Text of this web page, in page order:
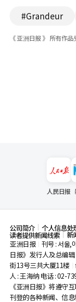
#Grandeur
《 亚洲日报 》 所有作
人民日报
公司简介 个人信息处
读者提供新闻线索
新
亚洲日报
刊号 : 서울,
日报》发行人及总编
街13号三共大厦11楼
人 : 王海纳 电话 : 02-
《亚洲日报》将遵守
刊登的各种新闻、信